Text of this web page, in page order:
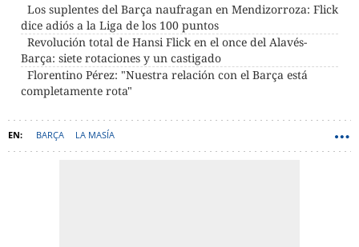
Los suplentes del Barça naufragan en Mendizorroza: Flick
dice adiós a la Liga de los 100 puntos
Revolución total de Hansi Flick en el once del Alavés-
Barça: siete rotaciones y un castigado
Florentino Pérez: "Nuestra relación con el Barça está
completamente rota"
BARÇA LA MASÍA